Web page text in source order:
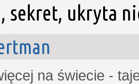
sekret, ukryta
na świecie -